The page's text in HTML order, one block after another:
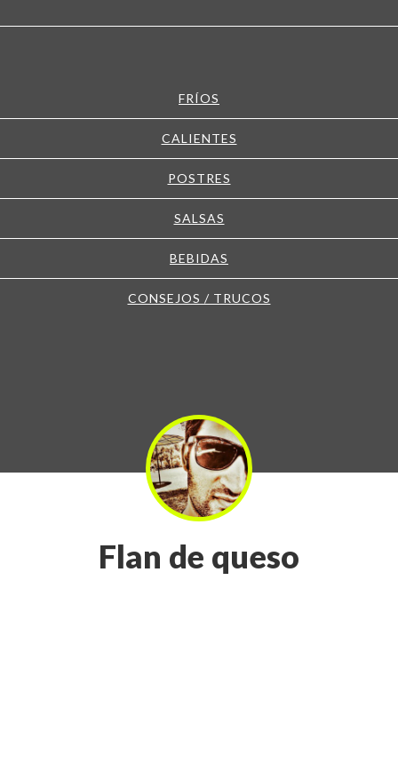
FRÍOS
CALIENTES
POSTRES
SALSAS
BEBIDAS
CONSEJOS / TRUCOS
Flan de queso